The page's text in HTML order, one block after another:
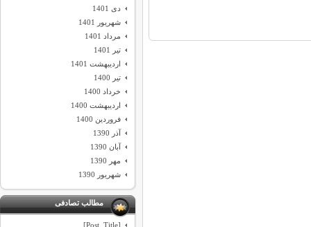
دی 1401
شهریور 1401
مرداد 1401
تیر 1401
اردیبهشت 1401
تیر 1400
خرداد 1400
اردیبهشت 1400
فروردین 1400
آذر 1390
آبان 1390
مهر 1390
شهریور 1390
مطالب تصادفی
[Post_Title]